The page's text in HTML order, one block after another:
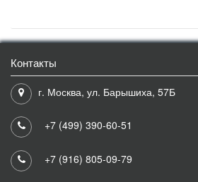
Контакты
г. Москва, ул. Барышиха, 57Б
+7 (499) 390-60-51
+7 (916) 805-09-79